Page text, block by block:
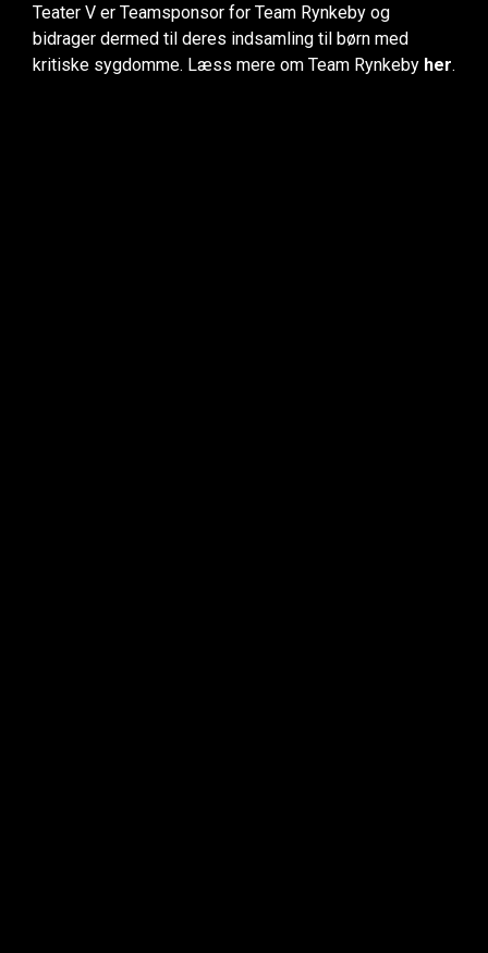
Teater V er Teamsponsor for Team Rynkeby og
bidrager dermed til deres indsamling til børn med
kritiske sygdomme. Læss mere om Team Rynkeby her.